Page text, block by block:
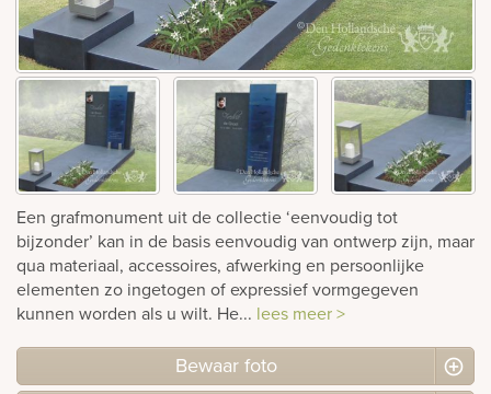
Bekijk
ook:
Een grafmonument uit de collectie ‘eenvoudig tot
bijzonder’ kan in de basis eenvoudig van ontwerp zijn, maar
qua materiaal, accessoires, afwerking en persoonlijke
elementen zo ingetogen of expressief vormgegeven
kunnen worden als u wilt. He... lees meer >
Bewaar foto